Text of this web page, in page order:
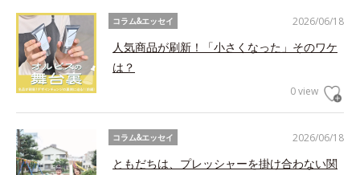
2026/06/18
コラム&エッセイ
人気商品が刷新！「小さくなった」そのワケ
は？
0 view
2026/06/18
コラム&エッセイ
ともだちは、プレッシャーを掛け合わない関